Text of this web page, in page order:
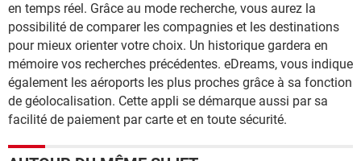
en temps réel. Grâce au mode recherche, vous aurez la
possibilité de comparer les compagnies et les destinations
pour mieux orienter votre choix. Un historique gardera en
mémoire vos recherches précédentes. eDreams, vous indique
également les aéroports les plus proches grâce à sa fonction
de géolocalisation. Cette appli se démarque aussi par sa
facilité de paiement par carte et en toute sécurité.